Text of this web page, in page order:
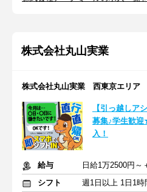
株式会社丸山実業
株式会社丸山実業 西東京エリア
【引っ越しア
募集♪学生歓
入！
給与
日給1万2500円～
シフト